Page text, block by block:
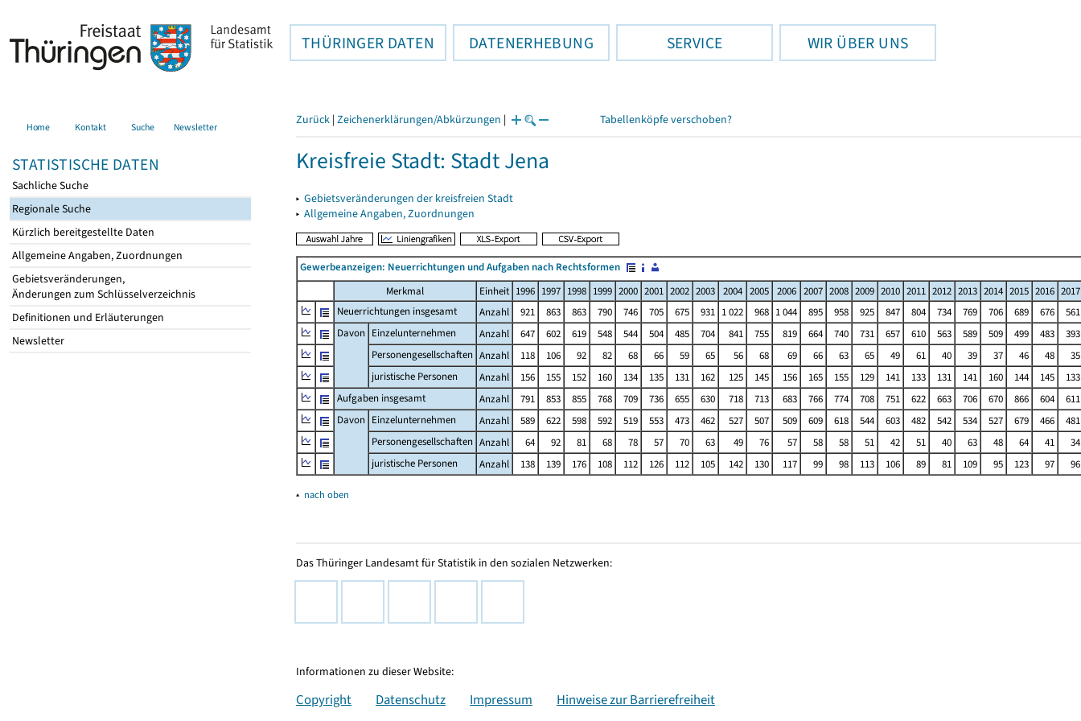
THÜRINGER DATEN DATENERHEBUNG SERVICE WIR ÜBER UNS
Home Kontakt Suche Newsletter
STATISTISCHE DATEN
Sachliche Suche
Regionale Suche
Kürzlich bereitgestellte Daten
Allgemeine Angaben, Zuordnungen
Gebietsveränderungen,
Änderungen zum Schlüsselverzeichnis
Definitionen und Erläuterungen
Newsletter
Zurück | Zeichenerklärungen/Abkürzungen | Tabellenköpfe verschoben?
Kreisfreie Stadt: Stadt Jena
▸ Gebietsveränderungen der kreisfreien Stadt
▸ Allgemeine Angaben, Zuordnungen
Gewerbeanzeigen: Neuerrichtungen und Aufgaben nach Rechtsformen
Merkmal
Einheit 1996 1997 1998 1999 2000 2001 2002 2003 2004 2005 2006 2007 2008 2009 2010 2011 2012 2013 2014 2015 2016 2017
Neuerrichtungen insgesamt
Anzahl 921 863 863 790 746 705 675 931 1 022 968 1 044 895 958 925 847 804 734 769 706 689 676
561
Davon Einzelunternehmen Anzahl 647 602 619 548 544 504 485 704 841 755 819 664 740 731 657 610 563 589 509 499 483
393
Personengesellschaften Anzahl 118 106 92 82 68 66 59 65 56 68 69 66 63 65 49 61 40 39 37 46 48
35
juristische Personen
Anzahl 156 155 152 160 134 135 131 162 125 145 156 165 155 129 141 133 131 141 160 144 145
133
Aufgaben insgesamt
Anzahl 791 853 855 768 709 736 655 630 718 713 683 766 774 708 751 622 663 706 670 866 604
611
Davon Einzelunternehmen Anzahl 589 622 598 592 519 553 473 462 527 507 509 609 618 544 603 482 542 534 527 679 466
481
Personengesellschaften Anzahl 64 92 81 68 78 57 70 63 49 76 57 58 58 51 42 51 40 63 48 64 41
34
juristische Personen
Anzahl 138 139 176 108 112 126 112 105 142 130 117 99 98 113 106 89 81 109 95 123 97 96
▴ nach oben
Das Thüringer Landesamt für Statistik in den sozialen Netzwerken:
Informationen zu dieser Website:
Copyright Datenschutz Impressum Hinweise zur Barrierefreiheit